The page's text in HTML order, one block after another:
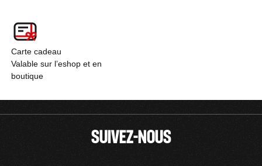
Carte cadeau
Valable sur l’eshop et en
boutique
SUIVEZ-NOUS